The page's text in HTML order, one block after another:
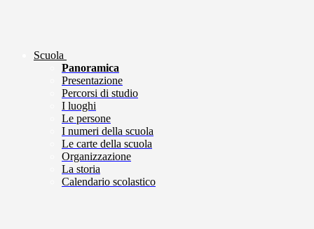
Scuola
Panoramica
Presentazione
Percorsi di studio
I luoghi
Le persone
I numeri della scuola
Le carte della scuola
Organizzazione
La storia
Calendario scolastico